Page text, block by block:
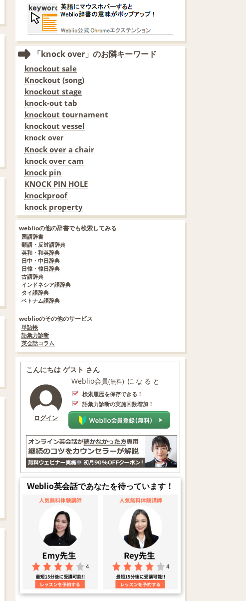
「knock over」のお隣キーワード
knockout sale
Knockout (song)
knockout stage
knock-out tab
knockout tournament
knockout vessel
knock over
Knock over a chair
knock over cam
knock pin
KNOCK PIN HOLE
knockproof
knock property
weblioの他の辞書でも検索してみる
国語辞書
類語・反対語辞典
英和・和英辞典
日中・中日辞典
日韓・韓日辞典
古語辞典
インドネシア語辞典
タイ語辞典
ベトナム語辞典
weblioのその他のサービス
単語帳
語彙力診断
英会話コラム
こんにちは ゲスト さん
ログイン
Weblio会員(無料) になると
検索履歴を保存できる！
語彙力診断の実施回数増加！
Weblio英会話であなたを待っています！